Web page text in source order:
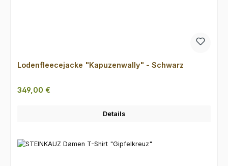
Lodenfleecejacke "Kapuzenwally" - Schwarz
Regulärer Preis:
349,00 €
Details